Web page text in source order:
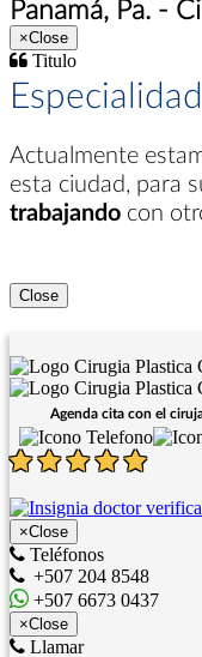
Panamá, Pa. -
×Close
Titulo
Especialidad
Actualmente
esta ciudad, para
trabajando con
Close
Agenda cita con el
×Close
Teléfonos
+507 204 8548
+507 6673 0437
×Close
Llamar